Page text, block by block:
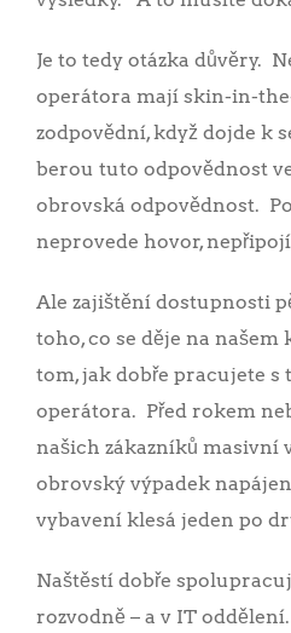
Je to tedy otázka důvěry.
operátora mají skin-in-
zodpovědní, když dojde k
berou tuto odpovědnost
obrovská odpovědnost.
neprovede hovor, nepřipojí
Ale zajištění dostupnosti
toho, co se děje na
tom, jak dobře pracujete
operátora. Před rokem
našich zákazníků masivní
obrovský výpadek
vybavení klesá jeden po
Naštěstí dobře
rozvodně – a v IT